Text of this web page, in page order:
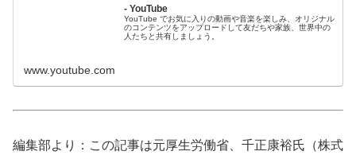
- YouTube
YouTube でお気に入りの動画や音楽を楽しみ、オリジナル
のコンテンツをアップロードして友だちや家族、世界中の
人たちと共有しましょう。
www.youtube.com
編集部より：この記事は元厚生労働省、千正康裕氏（株式